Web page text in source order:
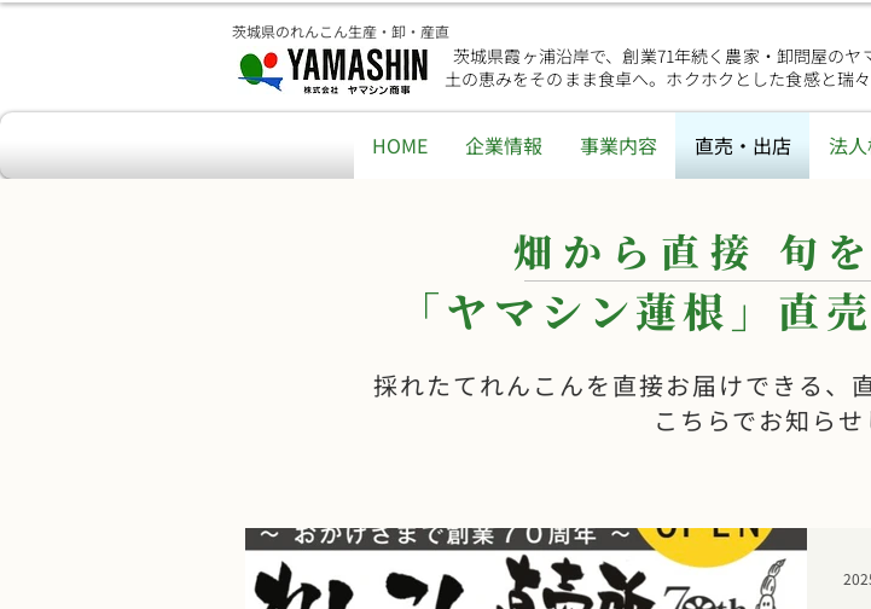
茨城県のれんこん生産・卸・産直
茨城県霞ヶ浦沿岸で、創業71年続く農家・卸問屋の
土の恵みをそのまま食卓へ。ホクホクとした食感と瑞
HOME 企業情報 事業内容 直売・出店 法
畑から直接 旬
「ヤマシン蓮根」直
採れたてれんこんを直接お届けできる、
こちらでお知らせ